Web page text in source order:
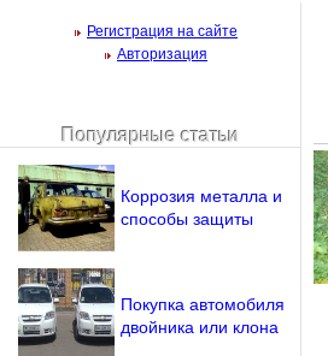
Регистрация на сайте
Авторизация
Напомнить пароль?
Популярные статьи
Коррозия металла и
способы защиты
Покупка автомобиля
двойника или клона